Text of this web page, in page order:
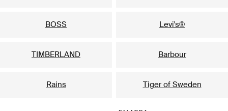
BOSS Levi's®
TIMBERLAND Barbour
Rains Tiger of Sweden